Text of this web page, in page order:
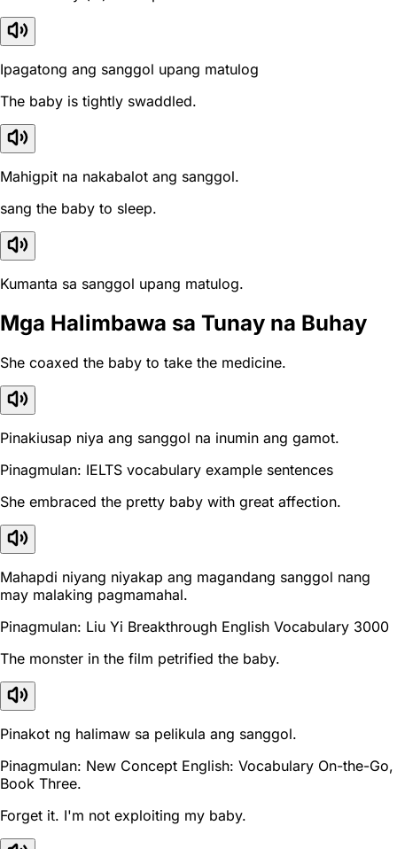
Ipagatong ang sanggol upang matulog
The baby is tightly swaddled.
Mahigpit na nakabalot ang sanggol.
sang the baby to sleep.
Kumanta sa sanggol upang matulog.
Mga Halimbawa sa Tunay na Buhay
She coaxed the baby to take the medicine.
Pinakiusap niya ang sanggol na inumin ang gamot.
Pinagmulan: IELTS vocabulary example sentences
She embraced the pretty baby with great affection.
Mahapdi niyang niyakap ang magandang sanggol nang
may malaking pagmamahal.
Pinagmulan: Liu Yi Breakthrough English Vocabulary 3000
The monster in the film petrified the baby.
Pinakot ng halimaw sa pelikula ang sanggol.
Pinagmulan: New Concept English: Vocabulary On-the-Go,
Book Three.
Forget it. I'm not exploiting my baby.